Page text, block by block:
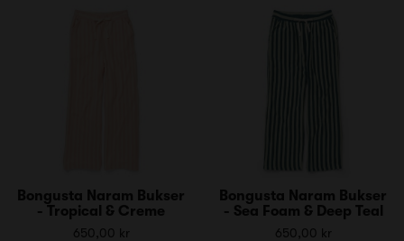
Bongusta Naram Bukser
- Tropical & Creme
650,00 kr
Bongusta Naram Bukser
- Sea Foam & Deep Teal
650,00 kr